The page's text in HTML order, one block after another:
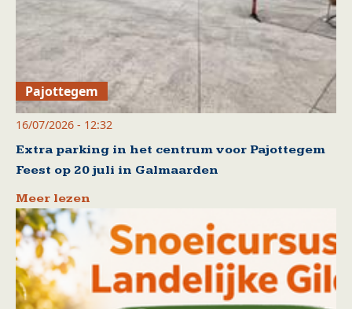
Pajottegem
16/07/2026 - 12:32
Extra parking in het centrum voor Pajottegem
Feest op 20 juli in Galmaarden
Meer lezen